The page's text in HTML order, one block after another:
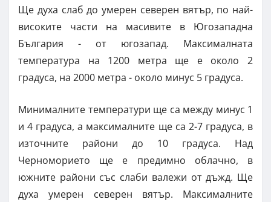
Ще духа слаб до умерен северен вятър, по най-
високите части на масивите в Югозападна
България - от югозапад. Максималната
температура на 1200 метра ще е около 2
градуса, на 2000 метра - около минус 5 градуса.
Минималните температури ще са между минус 1
и 4 градуса, а максималните ще са 2-7 градуса, в
източните райони до 10 градуса. Над
Черноморието ще е предимно облачно, в
южните райони със слаби валежи от дъжд. Ще
духа умерен северен вятър. Максималните